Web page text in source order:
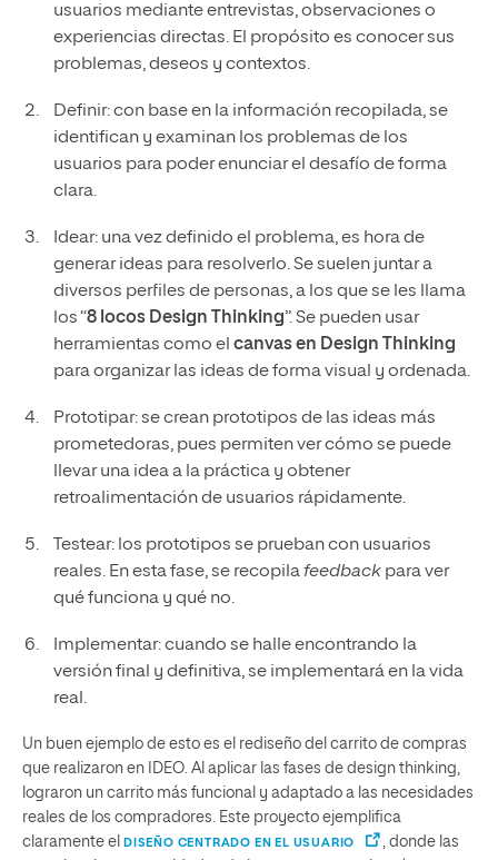
usuarios mediante entrevistas, observaciones o
experiencias directas. El propósito es conocer sus
problemas, deseos y contextos.
Definir: con base en la información recopilada, se
identifican y examinan los problemas de los
usuarios para poder enunciar el desafío de forma
clara.
Idear: una vez definido el problema, es hora de
generar ideas para resolverlo. Se suelen juntar a
diversos perfiles de personas, a los que se les llama
los “8 locos Design Thinking”. Se pueden usar
herramientas como el canvas en Design Thinking
para organizar las ideas de forma visual y ordenada.
Prototipar: se crean prototipos de las ideas más
prometedoras, pues permiten ver cómo se puede
llevar una idea a la práctica y obtener
retroalimentación de usuarios rápidamente.
Testear: los prototipos se prueban con usuarios
reales. En esta fase, se recopilafeedbackpara ver
qué funciona y qué no.
Implementar: cuando se halle encontrando la
versión final y definitiva, se implementará en la vida
real.
Un buen ejemplo de esto es el rediseño del carrito de compras
que realizaron en IDEO. Al aplicar las fases de design thinking,
lograron un carrito más funcional y adaptado a las necesidades
reales de los compradores. Este proyecto ejemplifica
claramente el
DISEÑO CENTRADO EN EL USUARIO
, donde las